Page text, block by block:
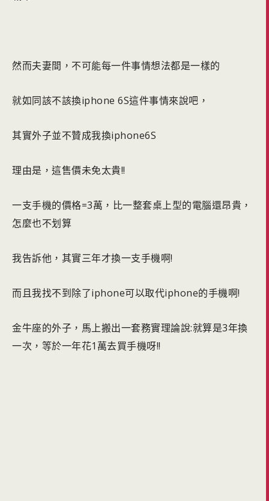
然而夫妻間，不可能每一件事情想法都是一樣的
就如同該不該換iphone 6S這件事情來說吧，
其實外子並不贊成我換iphone6S
理由是，這售價未免太貴!!
一支手機的價格=3萬，比一整套桌上型的電腦還昂貴，
怎麼也不划算
我告訴他，其實三年才換一支手機啊!
而且我找不到除了iphone可以取代iphone的手機啊!
金牛座的外子，馬上搬出一套務實理論說:就算是3年換
一次，等於一年花1萬去買手機呀!!